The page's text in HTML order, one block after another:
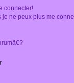
connecter!
ne peux plus me